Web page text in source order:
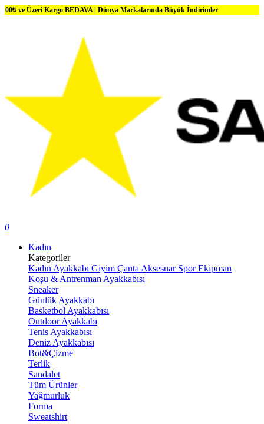
Kargo BEDAVA | Dünya Markalarında Büyük İndirimler
0
Kadın
Kategoriler
Kadın Ayakkabı Giyim Çanta Aksesuar Spor Ekipman
Koşu & Antrenman Ayakkabısı
Sneaker
Günlük Ayakkabı
Basketbol Ayakkabısı
Outdoor Ayakkabı
Tenis Ayakkabısı
Deniz Ayakkabısı
Bot&Çizme
Terlik
Sandalet
Tüm Ürünler
Yağmurluk
Forma
Sweatshirt